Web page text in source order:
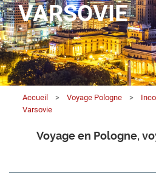
VARSOVIE
Accueil > Voyage Pologne >
Varsovie
Voyage en Pologne,